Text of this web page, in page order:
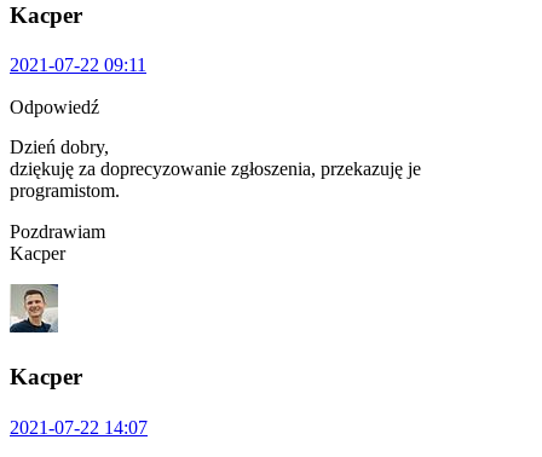
Kacper
2021-07-22 09:11
Odpowiedź
Dzień dobry,
dziękuję za doprecyzowanie zgłoszenia, przekazuję je
programistom.
Pozdrawiam
Kacper
Kacper
2021-07-22 14:07